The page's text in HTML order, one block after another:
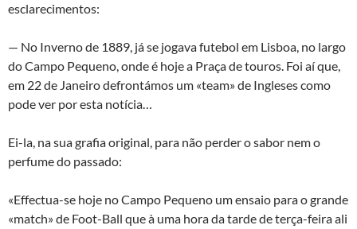
esclarecimentos:
— No Inverno de 1889, já se jogava futebol em Lisboa, no largo
do Campo Pequeno, onde é hoje a Praça de touros. Foi aí que,
em 22 de Janeiro defrontámos um «team» de Ingleses como
pode ver por esta notícia…
Ei-la, na sua grafia original, para não perder o sabor nem o
perfume do passado:
«Effectua-se hoje no Campo Pequeno um ensaio para o grande
«match» de Foot-Ball que à uma hora da tarde de terça-feira ali